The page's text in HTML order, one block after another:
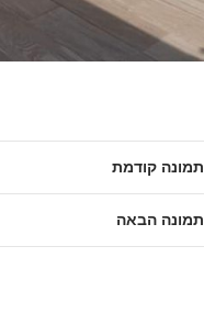
תמונה קודמת
תמונה הבאה